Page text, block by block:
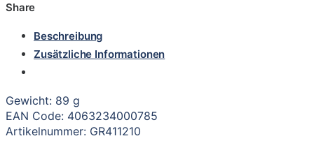
Share
Beschreibung
Zusätzliche Informationen
Gewicht: 89 g
EAN Code: 4063234000785
Artikelnummer: GR411210